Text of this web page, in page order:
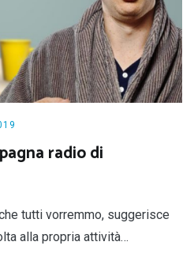
radio di
tutti vorremmo, suggerisce
alla propria attività…